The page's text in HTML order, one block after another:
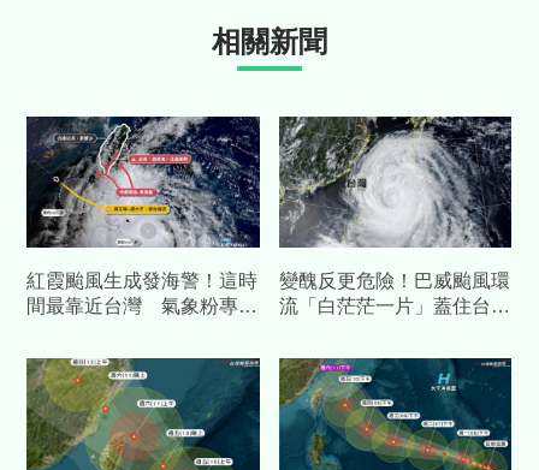
相關新聞
紅霞颱風生成發海警！這時
間最靠近台灣 氣象粉專警
變醜反更危險！巴威颱風環
流「白茫茫一片」蓋住台